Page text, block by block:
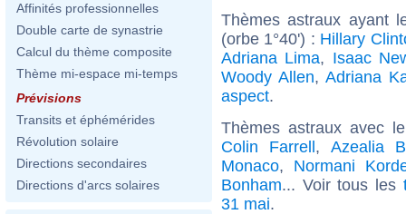
Affinités professionnelles
Double carte de synastrie
Calcul du thème composite
Thème mi-espace mi-temps
Prévisions
Transits et éphémérides
Révolution solaire
Directions secondaires
Directions d'arcs solaires
Thèmes astraux ayant
(orbe 1°40') : Hillary
Adriana Lima, Isaac
Woody Allen, Adriana
aspect.
Thèmes astraux avec
Colin Farrell, Azealia
Monaco, Normani
Bonham... Voir tous les
31 mai.